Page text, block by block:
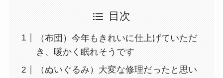
目次
（布団）今年もきれいに仕上げていただ
き、暖かく眠れそうです
（ぬいぐるみ）大変な修理だったと思い